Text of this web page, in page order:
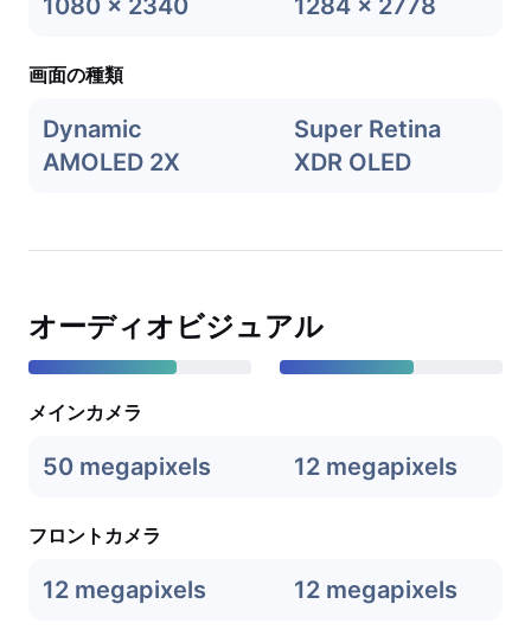
1080 x 2340 1284 x 2778
画面の種類
Dynamic
AMOLED 2X
Super Retina
XDR OLED
オーディオビジュアル
メインカメラ
50 megapixels 12 megapixels
フロントカメラ
12 megapixels 12 megapixels